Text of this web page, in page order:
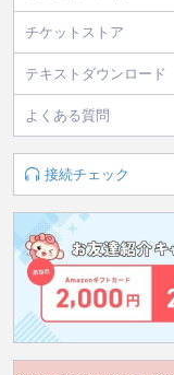
チケットストア
テキストダウンロード
よくある質問
接続チェック